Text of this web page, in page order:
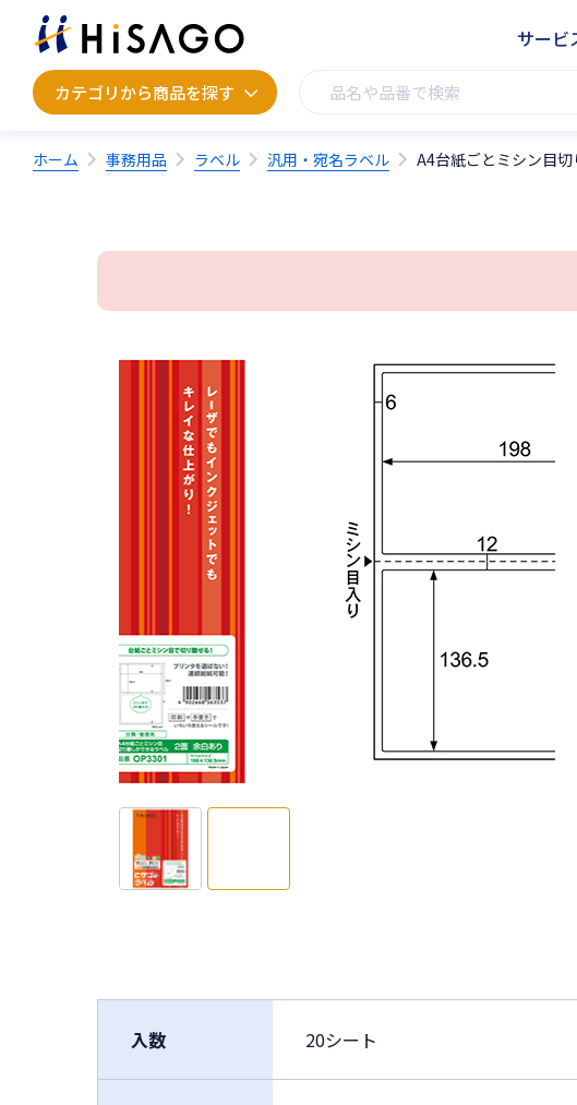
サービ
カテゴリから商品を探す
カテゴリから商品を探す
ホーム 事務用品 ラベル 汎用・宛名ラベル A4台紙ごとミシン目
入数 20シート